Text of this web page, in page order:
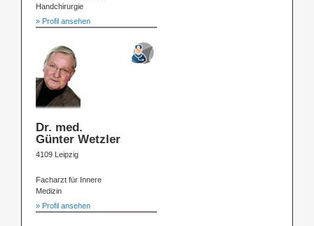
Handchirurgie
» Profil ansehen
Dr. med.
Günter Wetzler
4109 Leipzig
Facharzt für Innere
Medizin
» Profil ansehen